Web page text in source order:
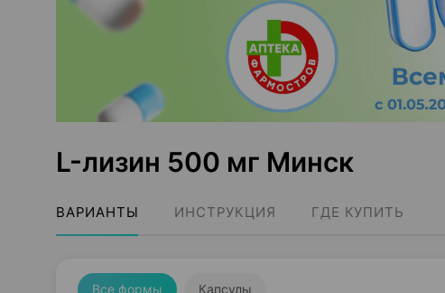
L-лизин 500 мг Минск
ВАРИАНТЫ ИНСТРУКЦИЯ ГДЕ КУПИТЬ
Все формы Капсулы